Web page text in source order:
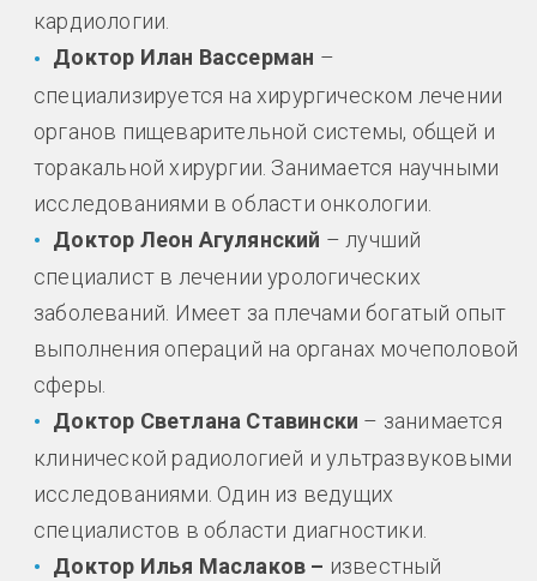
кардиологии.
Доктор Илан Вассерман –
специализируется на хирургическом лечении
органов пищеварительной системы, общей и
торакальной хирургии. Занимается научными
исследованиями в области онкологии.
Доктор Леон Агулянский – лучший
специалист в лечении урологических
заболеваний. Имеет за плечами богатый опыт
выполнения операций на органах мочеполовой
сферы.
Доктор Светлана Ставински – занимается
клинической радиологией и ультразвуковыми
исследованиями. Один из ведущих
специалистов в области диагностики.
Доктор Илья Маслаков – известный